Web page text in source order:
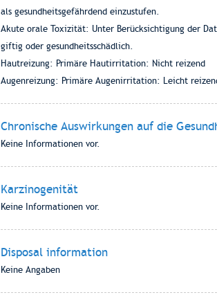
als gesundheitsgefährdend einzustufen.
Akute orale Toxizität: Unter Berücksichtigung der
giftig oder gesundheitsschädlich.
Hautreizung: Primäre Hautirritation: Nicht reizend
Augenreizung: Primäre Augenirritation: Leicht
Chronische Auswirkungen auf die
Keine Informationen vor.
Karzinogenität
Keine Informationen vor.
Disposal information
Keine Angaben